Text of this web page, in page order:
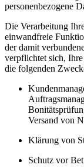
personenbezogene
Die Verarbeitung
einwandfreie
der damit
verpflichtet sich,
die folgenden
Versand von
Klärung von
Schutz vor